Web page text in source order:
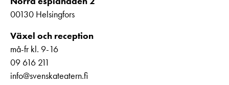
00130 Helsingfors
Växel och reception
må-fr kl. 9-16
09 616 211
info@svenskateatern.fi